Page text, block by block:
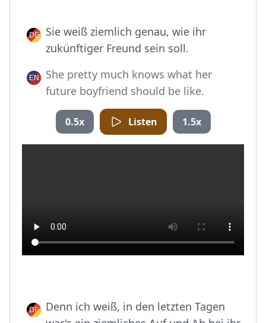
Sie weiß ziemlich genau, wie ihr
zukünftiger Freund sein soll.
She pretty much knows what her
future boyfriend should be like.
0.5x Listen 1.5x
Denn ich weiß, in den letzten Tagen